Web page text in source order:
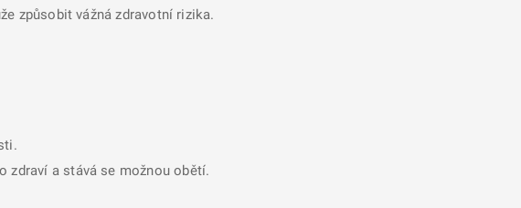
způsobit vážná zdravotní rizika.
zdraví a stává se možnou obětí.